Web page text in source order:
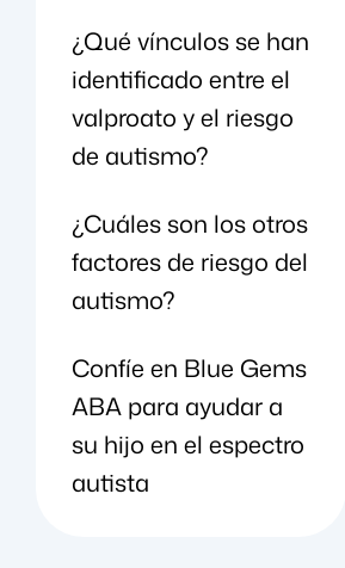
¿Qué vínculos se han
identificado entre el
valproato y el riesgo
de autismo?
¿Cuáles son los otros
factores de riesgo del
autismo?
Confíe en Blue Gems
ABA para ayudar a
su hijo en el espectro
autista